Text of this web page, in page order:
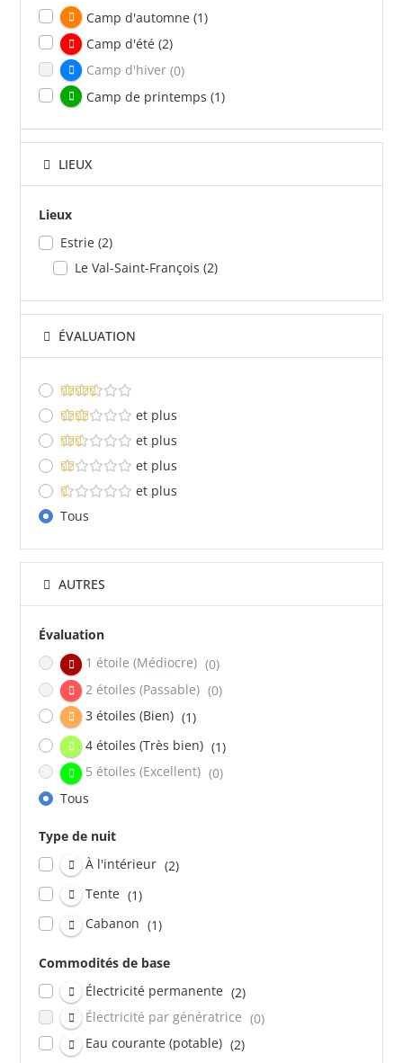
Camp d'automne (1)
Camp d'été (2)
Camp d'hiver (0)
Camp de printemps (1)
LIEUX
Lieux
Estrie(2)
Le Val-Saint-François(2)
ÉVALUATION
et plus
et plus
et plus
et plus
Tous
AUTRES
Évaluation
1 étoile (Médiocre) (0)
2 étoiles (Passable) (0)
3 étoiles (Bien) (1)
4 étoiles (Très bien) (1)
5 étoiles (Excellent) (0)
Tous
Type de nuit
À l'intérieur (2)
Tente (1)
Cabanon (1)
Commodités de base
Électricité permanente (2)
Électricité par génératrice (0)
Eau courante (potable) (2)